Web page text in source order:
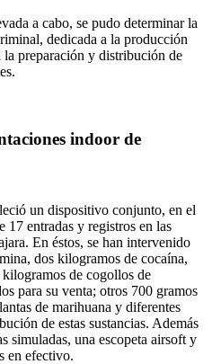
a cabo, se pudo determinar la
dedicada a la producción
preparación y distribución de
indoor de
un dispositivo conjunto, en el
17 entradas y registros en las
En éstos, se han intervenido
dos kilogramos de cocaína,
de cogollos de
para su venta; otros 700 gramos
de marihuana y diferentes
de estas sustancias. Además
simuladas, una escopeta airsoft y
en efectivo.